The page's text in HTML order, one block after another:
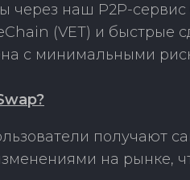
через наш P2P-
(VET) и
с минимальными
получают
на рынке,